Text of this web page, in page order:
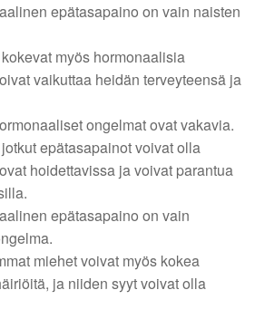
epätasapaino on vain naisten
myös hormonaalisia
vaikuttaa heidän terveyteensä ja
ongelmat ovat vakavia.
epätasapainot voivat olla
hoidettavissa ja voivat parantua
epätasapaino on vain
miehet voivat myös kokea
ja niiden syyt voivat olla